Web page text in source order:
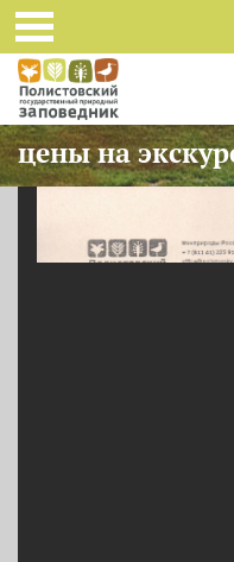
Перейти к основному
цены на